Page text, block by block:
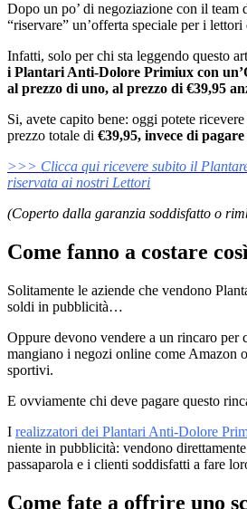
Dopo un po’ di negoziazione con il team
“riservare” un’offerta speciale per i
Infatti, solo per chi sta leggendo questo
i Plantari Anti-Dolore Primiux con
al prezzo di uno, al prezzo di €39,95
Si, avete capito bene: oggi potete
prezzo totale di €39,95, invece di
>>> Clicca qui ricevere subito il
riservata ai nostri Lettori
(Coperto dalla garanzia soddisfatto o
Come fanno a costare
Solitamente le aziende che vendono
soldi in pubblicità…
Oppure devono vendere a un rincaro per
mangiano i negozi online come Amazon
sportivi.
E ovviamente chi deve pagare questo
I realizzatori dei Plantari Anti-Dolore
niente in pubblicità: vendono
passaparola e i clienti soddisfatti a fare
Come fate a offrire uno